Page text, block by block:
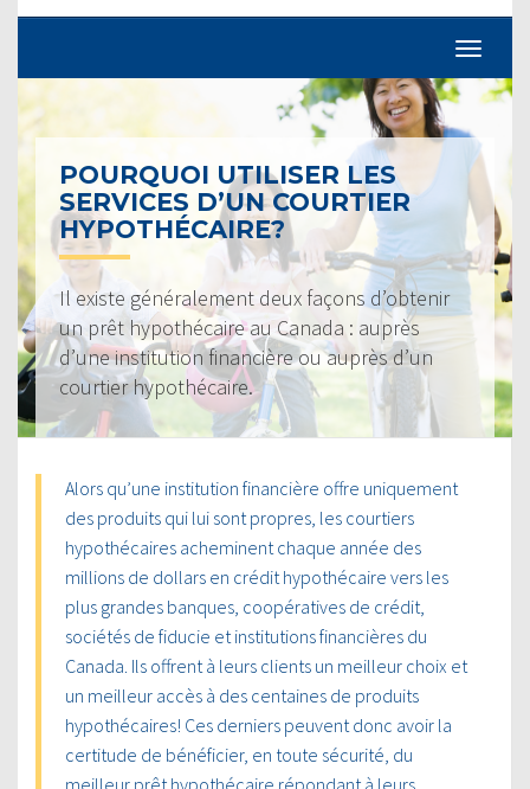
POURQUOI UTILISER LES
SERVICES D’UN COURTIER
HYPOTHÉCAIRE?
Il existe généralement deux façons d’obtenir
un prêt hypothécaire au Canada : auprès
d’une institution financière ou auprès d’un
courtier hypothécaire.
Alors qu’une institution financière offre uniquement
des produits qui lui sont propres, les courtiers
hypothécaires acheminent chaque année des
millions de dollars en crédit hypothécaire vers les
plus grandes banques, coopératives de crédit,
sociétés de fiducie et institutions financières du
Canada. Ils offrent à leurs clients un meilleur choix et
un meilleur accès à des centaines de produits
hypothécaires! Ces derniers peuvent donc avoir la
certitude de bénéficier, en toute sécurité, du
meilleur prêt hypothécaire répondant à leurs